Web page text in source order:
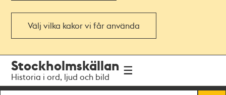
Välj vilka kakor vi får använda
navigationen
huvudinnehållet
Stockholmskällan
Historia i ord, ljud och bild